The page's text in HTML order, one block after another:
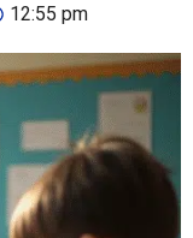
12:55 pm